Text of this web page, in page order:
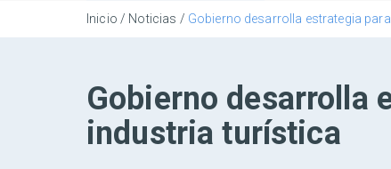
Inicio / Noticias / Gobierno desarrolla estrategia
Gobierno desarrolla
industria turística